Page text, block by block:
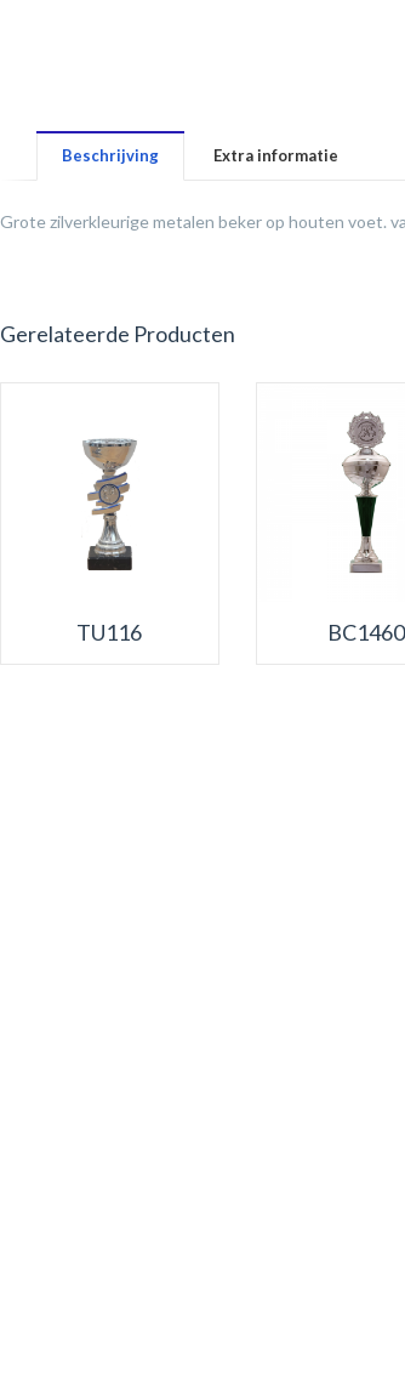
Beschrijving Extra informatie
Grote zilverkleurige metalen beker op houten voet.
Gerelateerde Producten
TU116 BC1460